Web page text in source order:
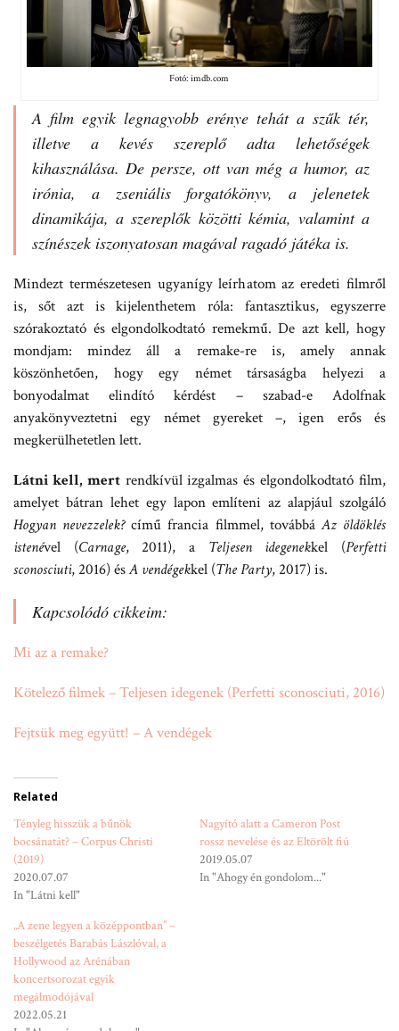
Fotó: imdb.com
A film egyik legnagyobb erénye tehát a szűk tér,
illetve a kevés szereplő adta lehetőségek
kihasználása. De persze, ott van még a humor, az
irónia, a zseniális forgatókönyv, a jelenetek
dinamikája, a szereplők közötti kémia, valamint a
színészek iszonyatosan magával ragadó játéka is.
Mindezt természetesen ugyanígy leírhatom az eredeti filmről
is, sőt azt is kijelenthetem róla: fantasztikus, egyszerre
szórakoztató és elgondolkodtató remekmű. De azt kell, hogy
mondjam: mindez áll a remake-re is, amely annak
köszönhetően, hogy egy német társaságba helyezi a
bonyodalmat elindító kérdést – szabad-e Adolfnak
anyakönyveztetni egy német gyereket –, igen erős és
megkerülhetetlen lett.
Látni kell, mertrendkívül izgalmas és elgondolkodtató film,
amelyet bátran lehet egy lapon említeni az alapjául szolgáló
Hogyan nevezzelek?című francia filmmel, továbbáAz öldöklés
istenével (Carnage, 2011), a Teljesen idegenekkel (Perfetti
sconosciuti, 2016) ésA vendégekkel (The Party, 2017) is.
Kapcsolódó cikkeim:
Mi az a remake?
Kötelező filmek – Teljesen idegenek (Perfetti sconosciuti, 2016)
Fejtsük meg együtt! – A vendégek
Related
Tényleg hisszük a bűnök
bocsánatát? – Corpus Christi
(2019)
2020.07.07
In "Látni kell"
Nagyító alatt a Cameron Post
rossz nevelése és az Eltörölt fiú
2019.05.07
In "Ahogy én gondolom..."
„A zene legyen a középpontban” –
beszélgetés Barabás Lászlóval, a
Hollywood az Arénában
koncertsorozat egyik
megálmodójával
2022.05.21